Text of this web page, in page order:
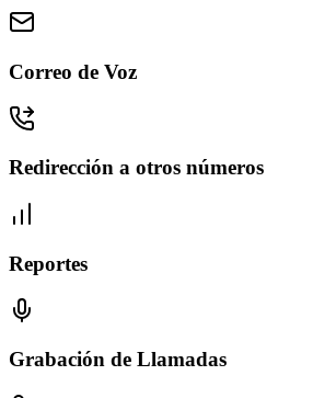
Correo de Voz
Redirección a otros números
Reportes
Grabación de Llamadas